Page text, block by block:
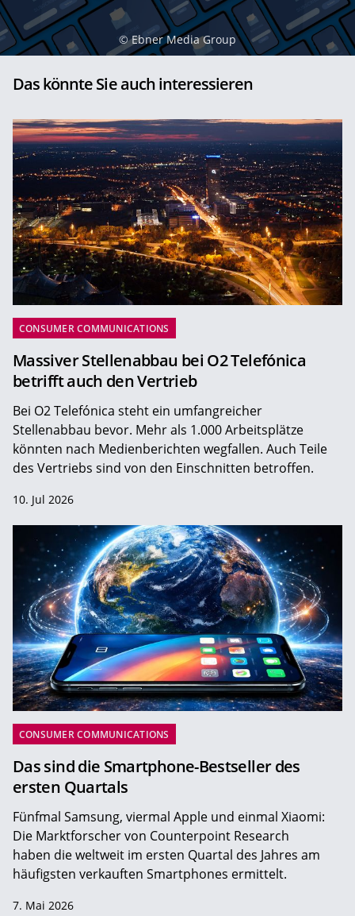
© Ebner Media Group
Das könnte Sie auch interessieren
CONSUMER COMMUNICATIONS
Massiver Stellenabbau bei O2 Telefónica
betrifft auch den Vertrieb
Bei O2 Telefónica steht ein umfangreicher
Stellenabbau bevor. Mehr als 1.000 Arbeitsplätze
könnten nach Medienberichten wegfallen. Auch Teile
des Vertriebs sind von den Einschnitten betroffen.
10. Jul 2026
CONSUMER COMMUNICATIONS
Das sind die Smartphone-Bestseller des
ersten Quartals
Fünfmal Samsung, viermal Apple und einmal Xiaomi:
Die Marktforscher von Counterpoint Research
haben die weltweit im ersten Quartal des Jahres am
häufigsten verkauften Smartphones ermittelt.
7. Mai 2026